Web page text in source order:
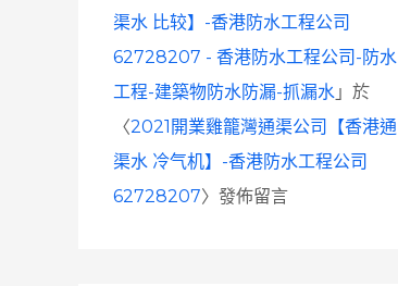
渠水 比较】-香港防水工程公司
62728207 - 香港防水工程公司-防水
工程-建築物防水防漏-抓漏水 」於
〈2021開業雞籠灣通渠公司【香港通
渠水 冷气机】-香港防水工程公司
62728207〉發佈留言